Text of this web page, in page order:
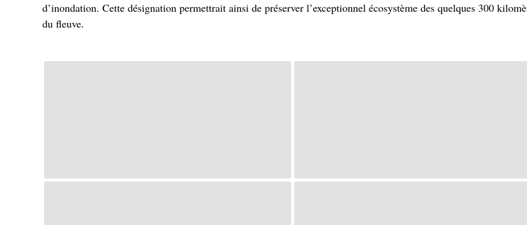
d’inondation. Cette désignation permettrait ainsi de préserver l’exceptionnel écosystème des quelques 300
du fleuve.